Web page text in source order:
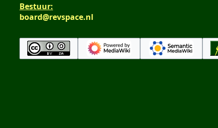
Bestuur:
board@revspace.nl